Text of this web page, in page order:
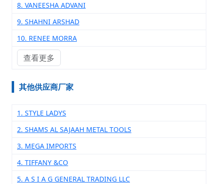
8. VANEESHA ADVANI
9. SHAHNI ARSHAD
10. RENEE MORRA
查看更多
其他供应商厂家
1. STYLE LADYS
2. SHAMS AL SAJAAH METAL TOOLS
3. MEGA IMPORTS
4. TIFFANY &CO
5. A S I A G GENERAL TRADING LLC